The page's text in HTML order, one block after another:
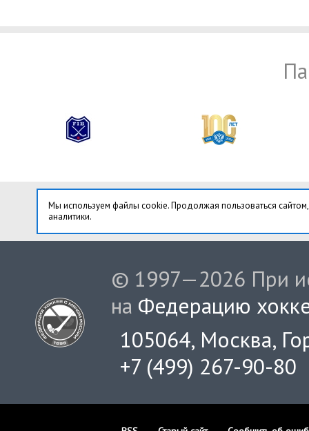
Мы используем файлы cookie. Продолжая пользоваться
аналитики.
© 1997—2026 При
на Федерацию
105064, Москва,
+7 (499) 267-90-80